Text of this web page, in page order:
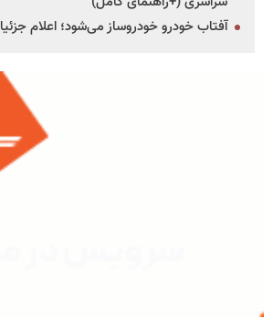
آفتاب خودرو خودروساز می‌شود؛ اعلام